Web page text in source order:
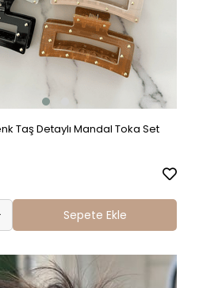
Taş Detaylı Mandal Toka Set
Sepete Ekle